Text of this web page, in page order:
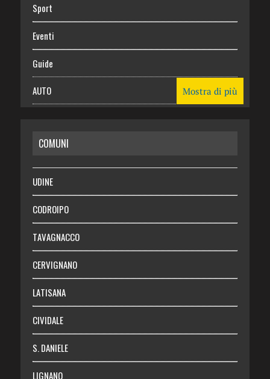
Sport
Eventi
Guide
AUTO
RISPARMIO
SALUTE
Necrologie
Chi siamo
Abbonati
Login
Mostra di più
COMUNI
UDINE
CODROIPO
TAVAGNACCO
CERVIGNANO
LATISANA
CIVIDALE
S. DANIELE
LIGNANO